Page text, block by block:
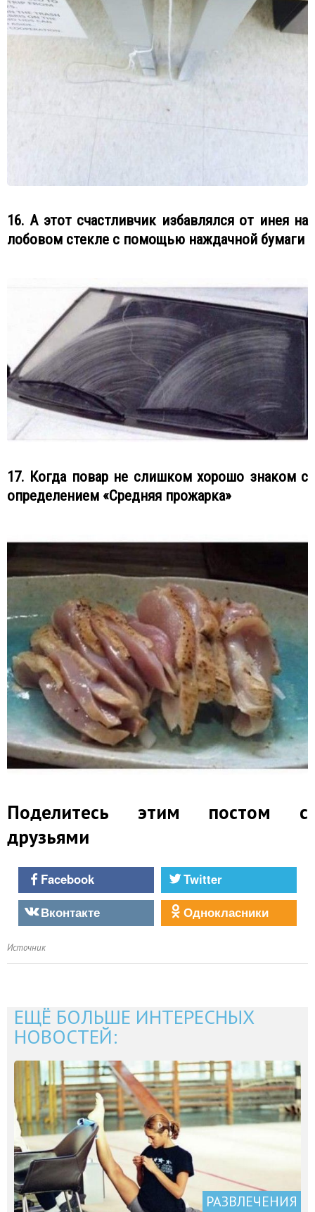
16. А этот счастливчик избавлялся от инея на
лобовом стекле с помощью наждачной бумаги
17. Когда повар не слишком хорошо знаком с
определением «Средняя прожарка»
Поделитесь этим постом с
друзьями
Facebook
Twitter
Вконтакте
Однокласники
Источник
ЕЩЁ БОЛЬШЕ ИНТЕРЕСНЫХ
НОВОСТЕЙ:
РАЗВЛЕЧЕНИЯ